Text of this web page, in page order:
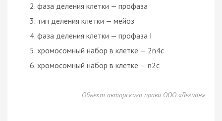
фаза деления клетки — профаза
тип деления клетки — мейоз
фаза деления клетки — профаза I
хромосомный набор в клетке — 2n4c
хромосомный набор в клетке — n2c
Объект авторского права ООО «Легион»